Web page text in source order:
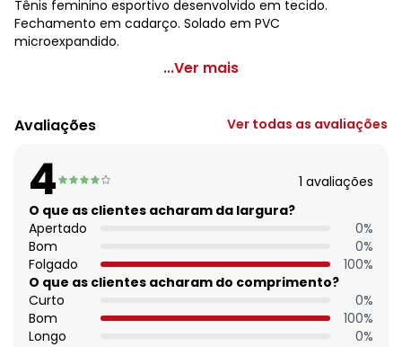
Tênis feminino esportivo desenvolvido em tecido.
Fechamento em cadarço. Solado em PVC
microexpandido.
Perfecta - Tenis Esporte Marinho em Sintético
Tecido: Tecido
Composição: Tecido/pvc/sintético
...Ver mais
Avaliações Ver todas as avaliações
4 1 avaliações
O que as clientes acharam da largura?
Apertado
0%
Bom
0%
Folgado
100%
O que as clientes acharam do comprimento?
Curto
0%
Bom
100%
Longo
0%